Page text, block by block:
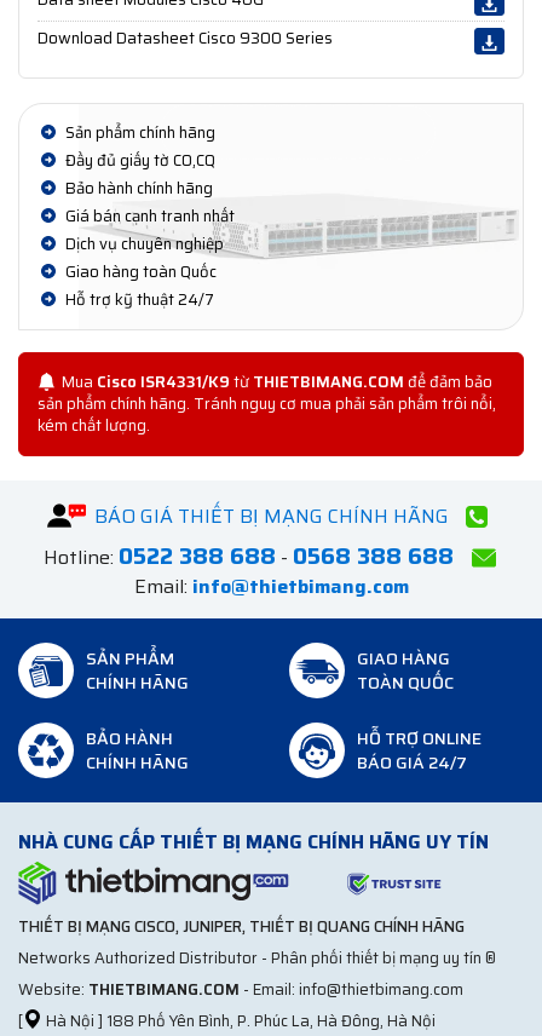
Download Datasheet Cisco 9300 Series
Sản phẩm chính hãng
Đầy đủ giấy tờ CO,CQ
Bảo hành chính hãng
Giá bán cạnh tranh nhất
Dịch vụ chuyên nghiệp
Giao hàng toàn Quốc
Hỗ trợ kỹ thuật 24/7
Mua Cisco ISR4331/K9từTHIETBIMANG.COMđể đảm bảo
sản phẩm chính hãng. Tránh nguy cơ mua phải sản phẩm trôi nổi,
kém chất lượng.
BÁO GIÁ THIẾT BỊ MẠNG CHÍNH HÃNG
Hotline: 0522 388 688 - 0568 388 688
Email: info@thietbimang.com
SẢN PHẨM
CHÍNH HÃNG
GIAO HÀNG
TOÀN QUỐC
BẢO HÀNH
CHÍNH HÃNG
HỖ TRỢ ONLINE
BÁO GIÁ 24/7
NHÀ CUNG CẤP THIẾT BỊ MẠNG CHÍNH HÃNG UY TÍN
THIẾT BỊ MẠNG CISCO, JUNIPER, THIẾT BỊ QUANG CHÍNH HÃNG
Networks Authorized Distributor - Phân phối thiết bị mạng uy tín ®
Website: THIETBIMANG.COM - Email: info@thietbimang.com
[
Hà Nội ] 188 Phố Yên Bình, P. Phúc La, Hà Đông, Hà Nội